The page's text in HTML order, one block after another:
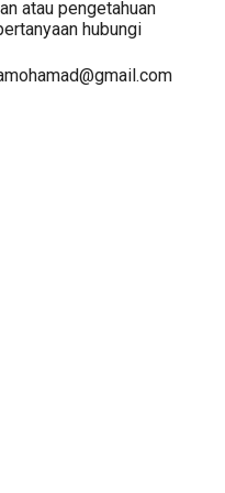
atau pengetahuan
hubungi